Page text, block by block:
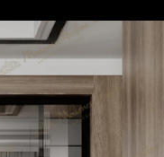
внимание на